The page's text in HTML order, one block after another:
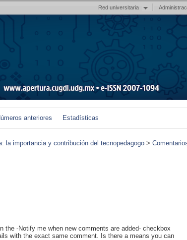
Red universitaria
anteriores Estadísticas
la importancia y contribución del tecnopedagogo >
-Notify me when new comments are added- checkbox
with the exact same comment. Is there a means you can